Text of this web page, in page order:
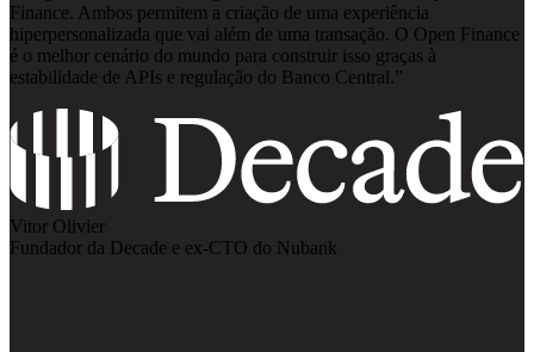
Finance. Ambos permitem a criação de uma experiência
hiperpersonalizada que vai além de uma transação. O Open Finance
é o melhor cenário do mundo para construir isso graças à
estabilidade de APIs e regulação do Banco Central.”
Vitor Olivier
Fundador da Decade e ex-CTO do Nubank